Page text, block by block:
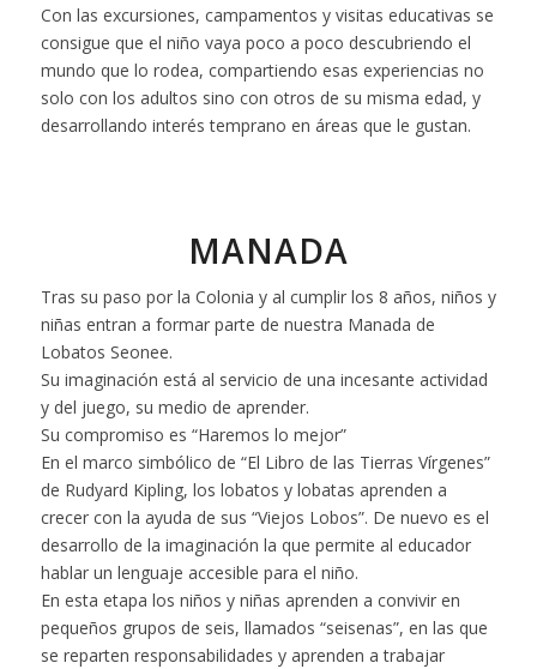
Con las excursiones, campamentos y visitas educativas se
consigue que el niño vaya poco a poco descubriendo el
mundo que lo rodea, compartiendo esas experiencias no
solo con los adultos sino con otros de su misma edad, y
desarrollando interés temprano en áreas que le gustan.
MANADA
Tras su paso por la Colonia y al cumplir los 8 años, niños y
niñas entran a formar parte de nuestra Manada de
Lobatos Seonee.
Su imaginación está al servicio de una incesante actividad
y del juego, su medio de aprender.
Su compromiso es “Haremos lo mejor”
En el marco simbólico de “El Libro de las Tierras Vírgenes”
de Rudyard Kipling, los lobatos y lobatas aprenden a
crecer con la ayuda de sus “Viejos Lobos”. De nuevo es el
desarrollo de la imaginación la que permite al educador
hablar un lenguaje accesible para el niño.
En esta etapa los niños y niñas aprenden a convivir en
pequeños grupos de seis, llamados “seisenas”, en las que
se reparten responsabilidades y aprenden a trabajar